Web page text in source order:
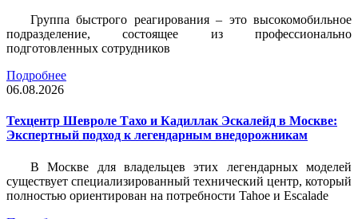
Группа быстрого реагирования – это высокомобильное
подразделение, состоящее из профессионально
подготовленных сотрудников
Подробнее
06.08.2026
Техцентр Шевроле Тахо и Кадиллак Эскалейд в Москве:
Экспертный подход к легендарным внедорожникам
В Москве для владельцев этих легендарных моделей
существует специализированный технический центр, который
полностью ориентирован на потребности Tahoe и Escalade